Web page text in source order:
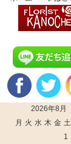
2026年8月
月 火 水 木 金 土
1